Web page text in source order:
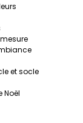
et socle
Noël